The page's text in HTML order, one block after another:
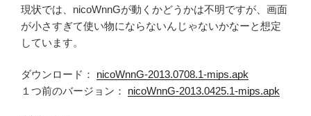
現状では、nicoWnnGが動くかどうかは不明ですが、画面
が小さすぎて使い物にならないんじゃないかなーと想定
しています。
ダウンロード： nicoWnnG-2013.0708.1-mips.apk
１つ前のバージョン： nicoWnnG-2013.0425.1-mips.apk